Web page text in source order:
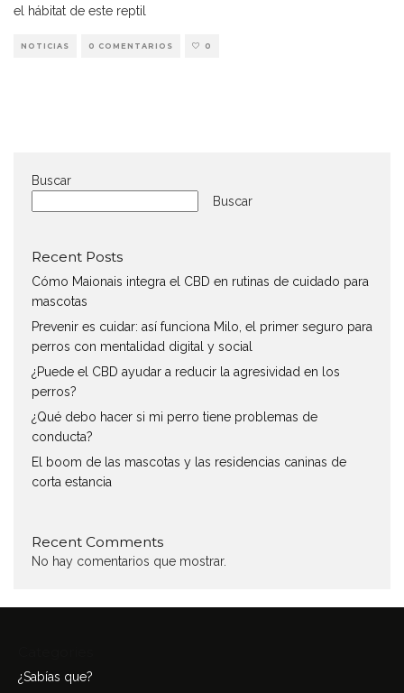
el hábitat de este reptil
NOTICIAS 0 COMENTARIOS 0
Buscar
Buscar
Recent Posts
Cómo Maionais integra el CBD en rutinas de cuidado para
mascotas
Prevenir es cuidar: así funciona Milo, el primer seguro para
perros con mentalidad digital y social
¿Puede el CBD ayudar a reducir la agresividad en los
perros?
¿Qué debo hacer si mi perro tiene problemas de
conducta?
El boom de las mascotas y las residencias caninas de
corta estancia
Recent Comments
No hay comentarios que mostrar.
¿Sabías que?